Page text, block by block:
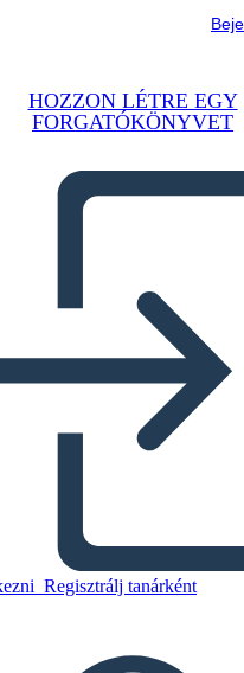
HOZZON LÉTRE EGY
FORGATÓKÖNYVET
Regisztrálj tanárként
- רכישת